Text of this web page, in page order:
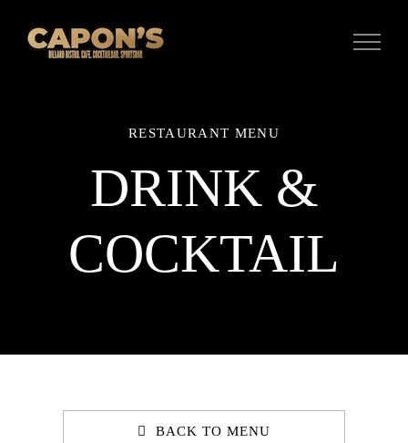
Inhalt
RESTAURANT MENU
DRINK &
COCKTAIL
BACK TO MENU